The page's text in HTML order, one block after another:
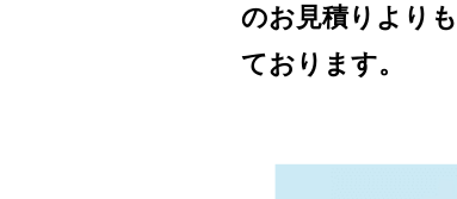
のお見積りよりも
ております。